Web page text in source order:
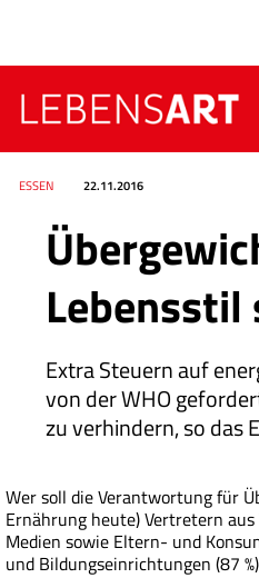
Extra Steuern auf
von der WHO
zu verhindern, so das
Datum 22.11.2016
RessortESSEN
Wer soll die Verantwortung für
Ernährung heute) Vertretern
Medien sowie Eltern- und
und Bildungseinrichtungen (87